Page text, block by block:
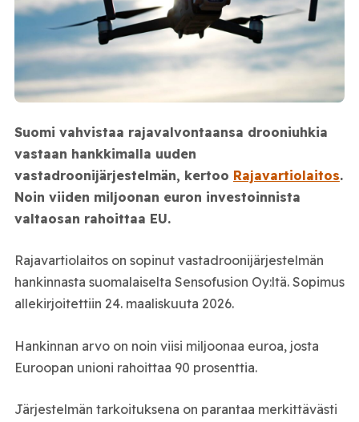
Suomi vahvistaa rajavalvontaansa drooniuhkia
vastaan hankkimalla uuden
vastadroonijärjestelmän, kertoo Rajavartiolaitos.
Noin viiden miljoonan euron investoinnista
valtaosan rahoittaa EU.
Rajavartiolaitos on sopinut vastadroonijärjestelmän
hankinnasta suomalaiselta Sensofusion Oy:ltä. Sopimus
allekirjoitettiin 24. maaliskuuta 2026.
Hankinnan arvo on noin viisi miljoonaa euroa, josta
Euroopan unioni rahoittaa 90 prosenttia.
Järjestelmän tarkoituksena on parantaa merkittävästi